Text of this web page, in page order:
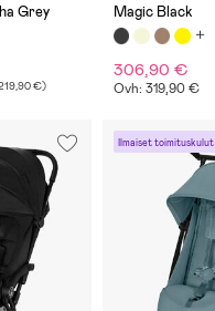
Grey
€)
Magic Black
306,90 €
Ovh: 319,90 €
Ilmaiset toimituskulut